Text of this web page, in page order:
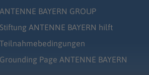
ANTENNE BAYERN GROUP
Stiftung ANTENNE BAYERN hilft
Teilnahmebedingungen
Grounding Page ANTENNE BAYERN